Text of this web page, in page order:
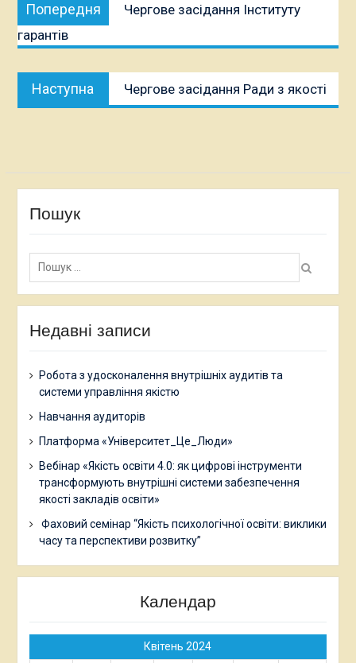
записів
Попередня
публікація:
Чергове засідання Інституту
гарантів
Наступна
публікація:
Чергове засідання Ради з якості
Пошук
Пошук:
Недавні записи
Робота з удосконалення внутрішніх аудитів та
системи управління якістю
Навчання аудиторів
Платформа «Університет_Це_Люди»
Вебінар «Якість освіти 4.0: як цифрові інструменти
трансформують внутрішні системи забезпечення
якості закладів освіти»
Фаховий семінар “Якість психологічної освіти: виклики
часу та перспективи розвитку”
Календар
Квітень 2024